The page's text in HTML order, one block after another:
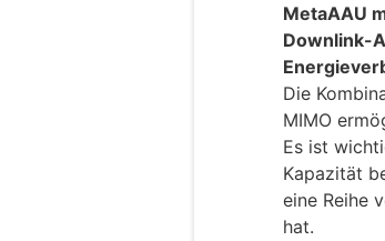
MetaAAU
Downlink-
Die
MIMO
Es ist
Kapazität
eine Reihe
hat.